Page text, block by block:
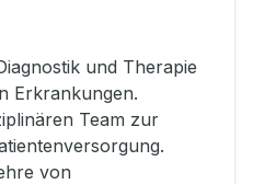
und Therapie
Erkrankungen.
Team zur
von